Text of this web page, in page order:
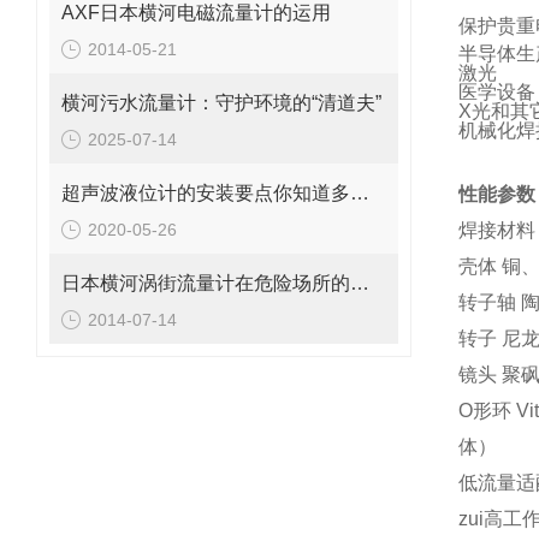
AXF日本横河电磁流量计的运用
2014-05-21
横河污水流量计：守护环境的“清道夫”
2025-07-14
超声波液位计的安装要点你知道多少？
2020-05-26
日本横河涡街流量计在危险场所的防爆等级
2014-07-14
保护贵
半导体
激光
医学设备
X光和其
机械化
性能参数
焊接材料
壳体 铜
转子轴
转子 尼
镜头 聚砜
O形环
体）
低流量
zui高工